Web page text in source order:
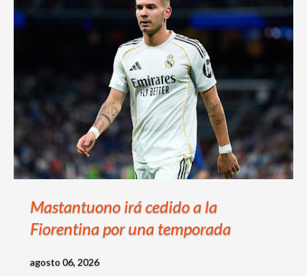
Mastantuono irá cedido a la
Fiorentina por una temporada
agosto 06, 2026